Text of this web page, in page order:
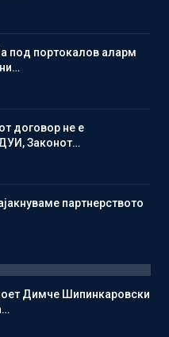
под портокалов аларм
договор не е
Законот…
партнерството
Димче Шипинкаровски